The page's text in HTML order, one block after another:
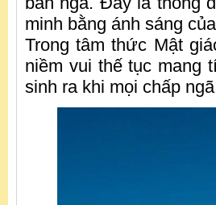
minh bằng ánh sáng
Trong tâm thức Mật
niềm vui thế tục mang
sinh ra khi mọi chấp